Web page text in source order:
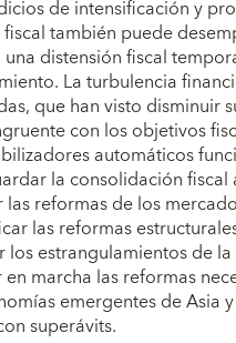
de intensificación y
también puede
una distensión fiscal
La turbulencia
que han visto disminuir
con los objetivos
automáticos
la consolidación
las reformas de los
las reformas
los estrangulamientos de
marcha las reformas
emergentes de Asia
superávits.